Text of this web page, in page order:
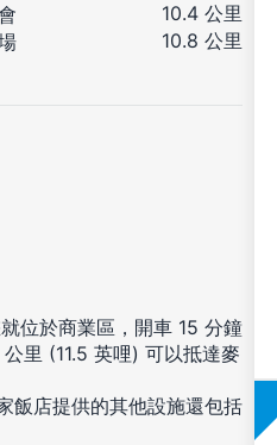
10.4 公里
10.8 公里
位於商業區，開車 15 分鐘
里 (11.5 英哩) 可以抵達麥
飯店提供的其他設施還包括